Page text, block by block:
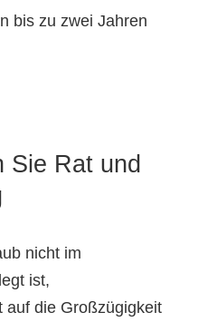
bis zu zwei Jahren
Sie Rat und
nicht im
ist,
auf die Großzügigkeit